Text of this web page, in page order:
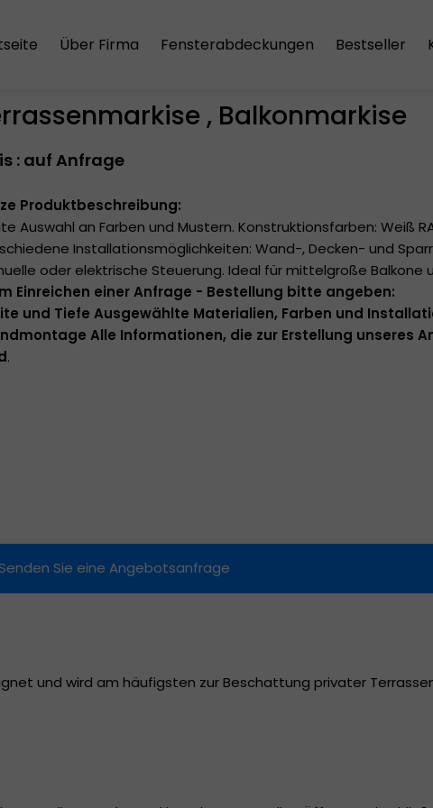
Über Firma
Die Versandkosten
Die Datenschutzrichtlinie
Fensterabdeckungen
Holzjalousien
Japanische Schiebevorhänge
Plissees
Rollos mit Kassetten
Bestseller
Senden Sie eine Angebotsanfrage
, Balkonmarkise
: auf Anfrage
Produktbeschreibung:
Auswahl an Farben und Mustern. Konstruktionsfarben: Weiß
Installationsmöglichkeiten: Wand-, Decken- und
oder elektrische Steuerung. Ideal für mittelgroße Balkone
Einreichen einer Anfrage - Bestellung bitte angeben:
und Tiefe Ausgewählte Materialien, Farben und
Alle Informationen, die zur Erstellung unseres
.
und wird am häufigsten zur Beschattung privater